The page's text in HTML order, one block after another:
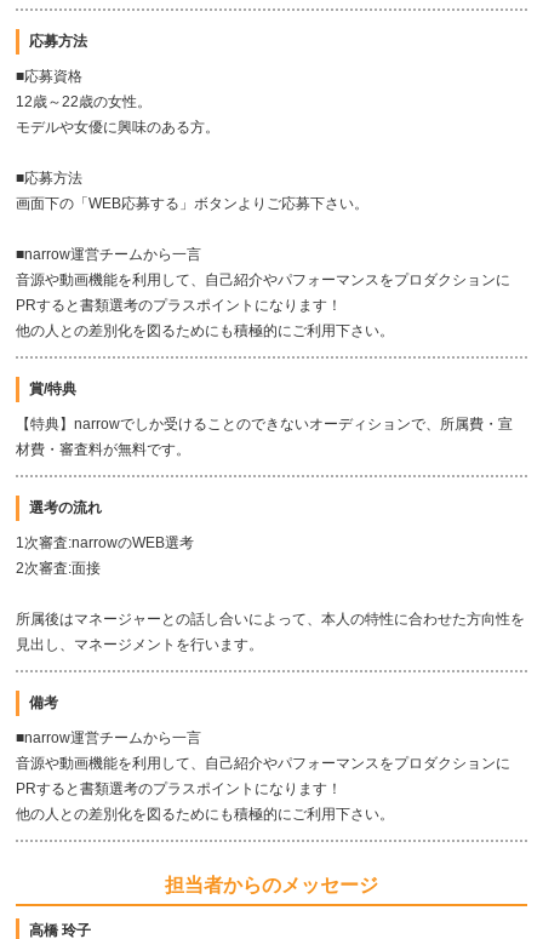
応募方法
■応募資格
12歳～22歳の女性。
モデルや女優に興味のある方。
■応募方法
画面下の「WEB応募する」ボタンよりご応募下さい。
■narrow運営チームから一言
音源や動画機能を利用して、自己紹介やパフォーマンスをプロダクションに
PRすると書類選考のプラスポイントになります！
他の人との差別化を図るためにも積極的にご利用下さい。
賞/特典
【特典】narrowでしか受けることのできないオーディションで、所属費・宣
材費・審査料が無料です。
選考の流れ
1次審査:narrowのWEB選考
2次審査:面接
所属後はマネージャーとの話し合いによって、本人の特性に合わせた方向性を
見出し、マネージメントを行います。
備考
■narrow運営チームから一言
音源や動画機能を利用して、自己紹介やパフォーマンスをプロダクションに
PRすると書類選考のプラスポイントになります！
他の人との差別化を図るためにも積極的にご利用下さい。
担当者からのメッセージ
高橋 玲子